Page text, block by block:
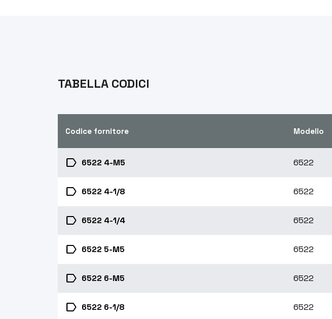
TABELLA CODICI
Codice fornitore Modello
label 6522 4-M5 6522
label 6522 4-1/8 6522
label 6522 4-1/4 6522
label 6522 5-M5 6522
label 6522 6-M5 6522
label 6522 6-1/8 6522